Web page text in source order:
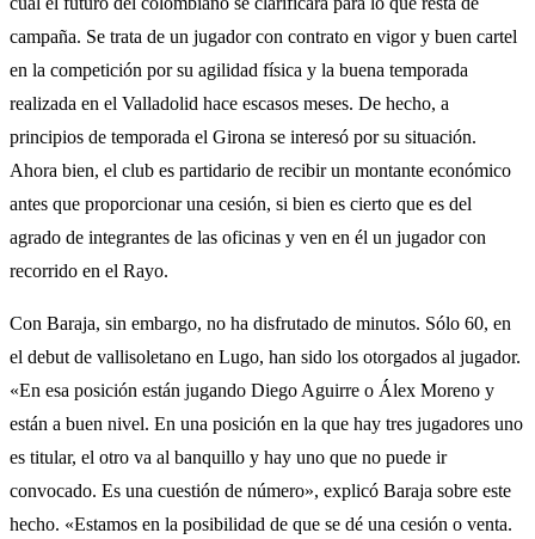
campaña. Se trata de un jugador con contrato en vigor y buen cartel
en la competición por su agilidad física y la buena temporada
realizada en el Valladolid hace escasos meses. De hecho, a
principios de temporada el Girona se interesó por su situación.
Ahora bien, el club es partidario de recibir un montante económico
antes que proporcionar una cesión, si bien es cierto que es del
agrado de integrantes de las oficinas y ven en él un jugador con
recorrido en el Rayo.
Con Baraja, sin embargo, no ha disfrutado de minutos. Sólo 60, en
el debut de vallisoletano en Lugo, han sido los otorgados al jugador.
«En esa posición están jugando Diego Aguirre o Álex Moreno y
están a buen nivel. En una posición en la que hay tres jugadores uno
es titular, el otro va al banquillo y hay uno que no puede ir
convocado. Es una cuestión de número», explicó Baraja sobre este
hecho. «Estamos en la posibilidad de que se dé una cesión o venta.